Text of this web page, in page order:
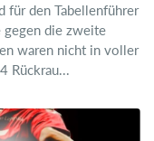
für den Tabellenführer
gegen die zweite
waren nicht in voller
Rückrau...